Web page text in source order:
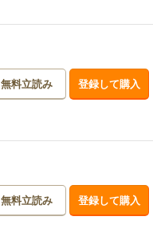
無料立読み 登録して購入
無料立読み 登録して購入